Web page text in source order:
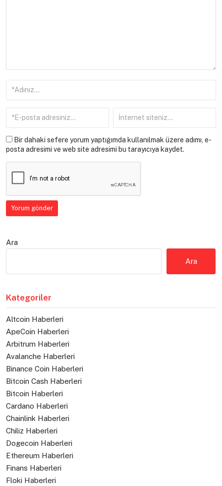
Bir dahaki sefere yorum yaptığımda kullanılmak üzere adımı, e-
posta adresimi ve web site adresimi bu tarayıcıya kaydet.
Ara
Ara
Kategoriler
Altcoin Haberleri
ApeCoin Haberleri
Arbitrum Haberleri
Avalanche Haberleri
Binance Coin Haberleri
Bitcoin Cash Haberleri
Bitcoin Haberleri
Cardano Haberleri
Chainlink Haberleri
Chiliz Haberleri
Dogecoin Haberleri
Ethereum Haberleri
Finans Haberleri
Floki Haberleri